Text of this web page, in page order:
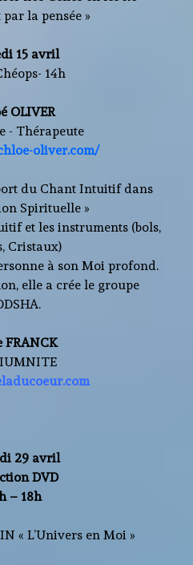
la pensée »
15 avril
14h
OLIVER
- Thérapeute
oliver.com/
du Chant Intuitif dans
Spirituelle »
et les instruments (bols,
Cristaux)
à son Moi profond.
elle a crée le groupe
FRANCK
29 avril
DVD
– 18h
« L’Univers en Moi »